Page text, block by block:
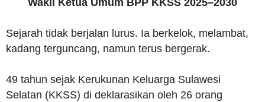
Wakil Ketua Umum BPP KKSS 2025–2030
Sejarah tidak berjalan lurus. Ia berkelok, melambat,
kadang terguncang, namun terus bergerak.
49 tahun sejak Kerukunan Keluarga Sulawesi
Selatan (KKSS) di deklarasikan oleh 26 orang